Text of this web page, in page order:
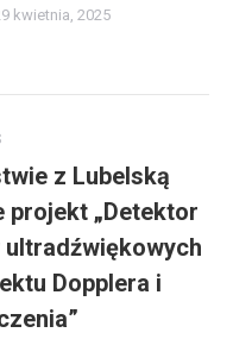
kwietnia, 2025
z Lubelską
projekt „Detektor
Dopplera i